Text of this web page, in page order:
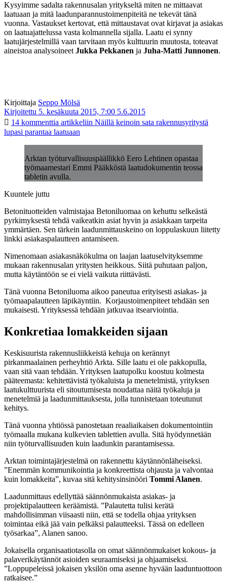
Kysyimme sadalta rakennusalan yritykseltä miten ne mittaavat
laatuaan ja mitä laadunparannustoimenpiteitä ne tekevät tänä
vuonna. Vastaukset kertovat, että mittaustavat ovat kirjavat ja asiakas
on laatuajattelussa vasta kolmannella sijalla. Laatu ei synny
laatujärjestelmillä vaan tarvitaan myös kulttuurin muutosta, toteavat
aineistoa analysoineet Jukka Pekkanen ja Juha-Matti Junnonen.
Kirjoittaja Seppo Mölsä
Kirjoitettu 5. kesäkuuta 2015, 7:00 5.6.2015
14 kommenttia artikkeliin Näillä keinoin sata rakennusyritystä
lupasi parantaa laatuaan
Arktan työturvallisuuspäällikkö Eero Lehtinen opastaa
työmaamestari Emmi Pääkköstä laatudokumentin teossa
tabletin avulla.
Kuuntele juttu
Betonituotteiden valmistajaa Betoniluomaa on kehuttu selkeästä
pyrkimyksestä tehdä vaikeatkin asiat hyvin ja asiakkaan tarpeita
ymmärtäen. Sen tärkein laadunmittauskeino on loppulaskuun liitetty
linkki asiakaspalautteen antamiseen.
Nimenomaan asiakasnäkökulma on laajan laatuselvityksemme
mukaan rakennusalan yritysten heikkous. Siitä puhutaan paljon,
mutta käytäntöön se ei vielä vaikuta riittävästi.
Tänä vuonna Betoniluoma aikoo paneutua erityisesti asiakas- ja
työmaapalautteen läpikäyntiin. Korjaustoimenpiteet tehdään sen
mukaisesti. Yrityksessä tehdään jatkuvaa itsearviointia.
Konkretiaa lomakkeiden sijaan
Keskisuurista rakennusliikkeistä kehuja on kerännyt
pirkanmaalainen perheyhtiö Arkta. Sille laatu ei ole pakkopulla,
vaan sitä vaan tehdään. Yrityksen laatupolku koostuu kolmesta
pääteemasta: kehitettävistä työkaluista ja menetelmistä, yrityksen
laatukulttuurista eli sitoutumisesta noudattaa näitä työkaluja ja
menetelmiä ja laadunmittauksesta, jolla tunnistetaan toteutunut
kehitys.
Tänä vuonna yhtiössä panostetaan reaaliaikaisen dokumentointiin
työmaalla mukana kulkevien tablettien avulla. Sitä hyödynnetään
niin työturvallisuuden kuin laadunkin parantamisessa.
Arktan toimintajärjestelmä on rakennettu käytännönläheiseksi.
”Enemmän kommunikointia ja konkreettista ohjausta ja valvontaa
kuin lomakkeita”, kuvaa sitä kehitysinsinööri Tommi Alanen.
Laadunmittaus edellyttää säännönmukaista asiakas- ja
projektipalautteen keräämistä. ”Palautetta tulisi kerätä
mahdollisimman viisaasti niin, että se todella ohjaa yrityksen
toimintaa eikä jää vain pelkäksi palautteeksi. Tässä on edelleen
työsarkaa”, Alanen sanoo.
Jokaisella organisaatiotasolla on omat säännönmukaiset kokous- ja
palaverikäytännöt asioiden seuraamiseksi ja ohjaamiseksi.
”Loppupeleissä jokaisen yksilön oma asenne hyvään laaduntuottoon
ratkaisee.”